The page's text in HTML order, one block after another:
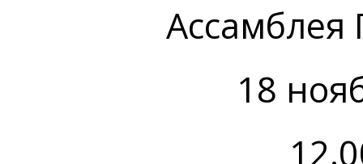
Ассамблея
18